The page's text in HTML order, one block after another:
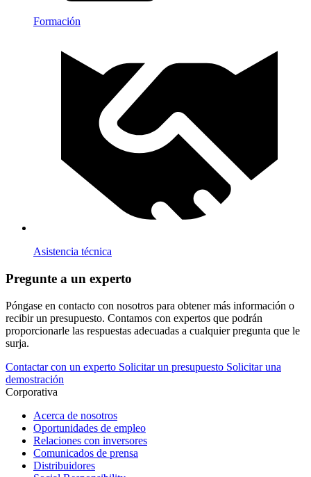
Formación
Asistencia técnica
Pregunte a un experto
Póngase en contacto con nosotros para obtener más información o
recibir un presupuesto. Contamos con expertos que podrán
proporcionarle las respuestas adecuadas a cualquier pregunta que le
surja.
Contactar con un experto Solicitar un presupuesto Solicitar una
demostración
Corporativa
Acerca de nosotros
Oportunidades de empleo
Relaciones con inversores
Comunicados de prensa
Distribuidores